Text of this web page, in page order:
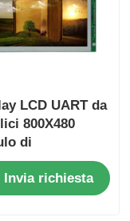
LCD UART da
800X480
di
portatile
SPI
Invia richiesta